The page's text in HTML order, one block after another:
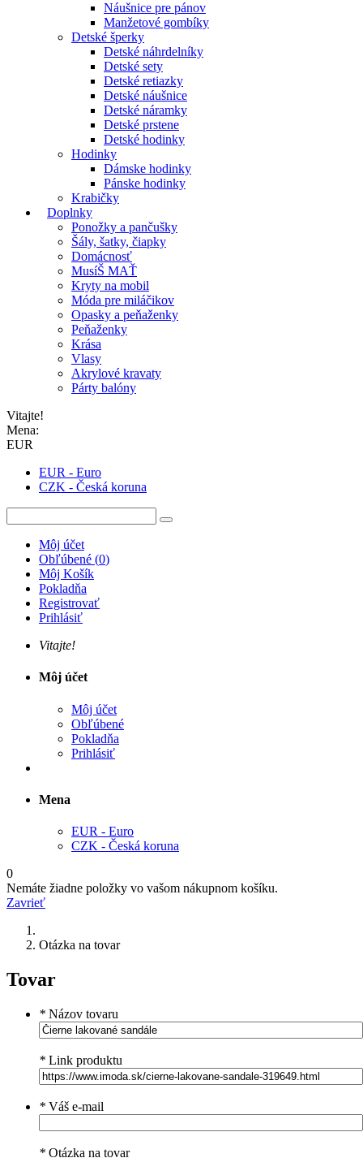
Náušnice pre pánov
Manžetové gombíky
Detské šperky
Detské náhrdelníky
Detské sety
Detské retiazky
Detské náušnice
Detské náramky
Detské prstene
Detské hodinky
Hodinky
Dámske hodinky
Pánske hodinky
Krabičky
Doplnky
Ponožky a pančušky
Šály, šatky, čiapky
Domácnosť
MusíŠ MAŤ
Kryty na mobil
Móda pre miláčikov
Opasky a peňaženky
Peňaženky
Krása
Vlasy
Akrylové kravaty
Párty balóny
Vitajte!
Mena:
EUR
EUR - Euro
CZK - Česká koruna
Môj účet
Obľúbené (0)
Môj Košík
Pokladňa
Registrovať
Prihlásiť
Vitajte!
Môj účet
Môj účet
Obľúbené
Pokladňa
Prihlásiť
Mena
EUR - Euro
CZK - Česká koruna
0
Nemáte žiadne položky vo vašom nákupnom košíku.
Zavrieť
Otázka na tovar
Tovar
* Názov tovaru
* Link produktu
* Váš e-mail
* Otázka na tovar